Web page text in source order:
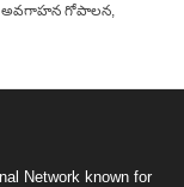
అవగాహన గోపాలన,
Network known for